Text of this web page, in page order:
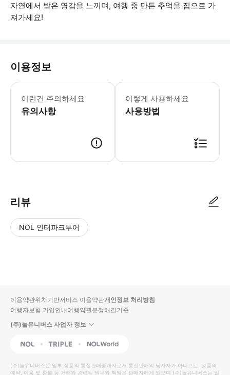
자연에서 받은 영감을 느끼며, 여행 중 만든 추억을 집으로 가
져가세요!
이용정보
이런건 주의하세요
유의사항
이 하이크는 중간 난이도로 분류되며,
이렇게 사용하세요
사용방법
리뷰
NOL 인터파크투어
입니
다.
높
동
순
상
이용약관위치기반서비스 이용약관개인정보 처리방침
여행자보험 가입안내여행약관분쟁해결기준
(주)놀유니버스 사업자 정보
NOL Triple Interpark Global
(주)놀유니버스는 일부 상품의 통신판매중개자로서 통신판매의 당사자가 아니므로, 상품의
예약, 이용 및 환불 등 거래와 관련된 의무와 책임은 판매자에게 있으며 (주)놀유니버스는 일